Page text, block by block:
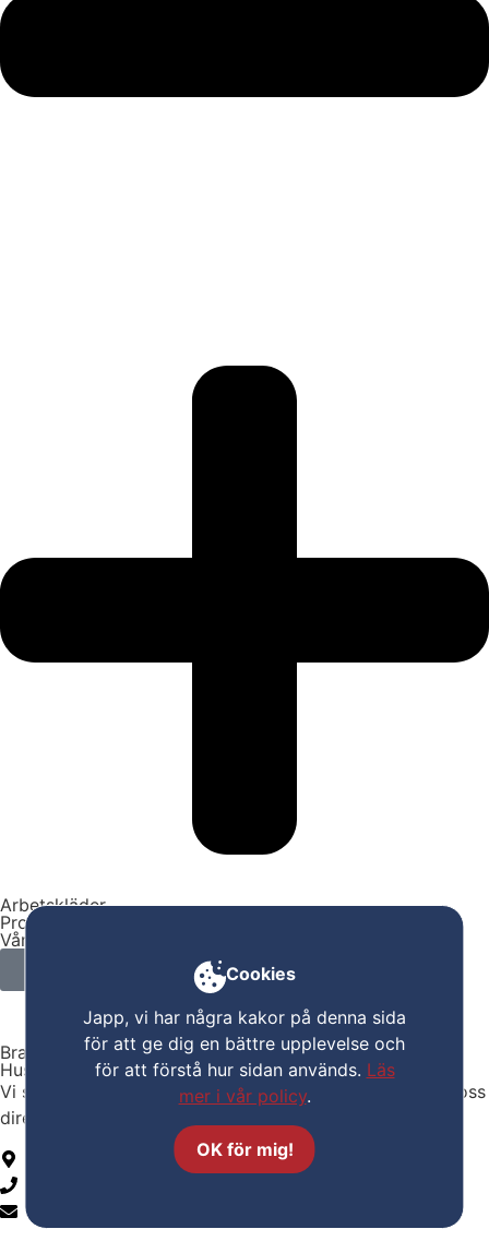
Arbetskläder
Profiltryck
Vår butik
Bra val!
Husqvarna 520iRX är grym.
Vi säljer alla våra maskiner på plats i butiken. Kontakta oss
direkt så är den snart din.
Bryggavägen 101A, Ekerö
info@malaro.se
Cookies
Japp, vi har några kakor på denna sida
för att ge dig en bättre upplevelse och
för att förstå hur sidan används. Läs
mer i vår policy.
OK för mig!